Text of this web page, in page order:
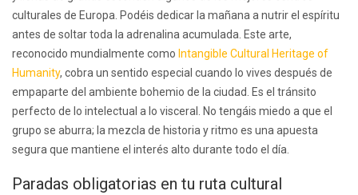
culturales de Europa. Podéis dedicar la mañana a nutrir el espíritu
antes de soltar toda la adrenalina acumulada. Este arte,
reconocido mundialmente como Intangible Cultural Heritage of
Humanity, cobra un sentido especial cuando lo vives después de
empaparte del ambiente bohemio de la ciudad. Es el tránsito
perfecto de lo intelectual a lo visceral. No tengáis miedo a que el
grupo se aburra; la mezcla de historia y ritmo es una apuesta
segura que mantiene el interés alto durante todo el día.
Paradas obligatorias en tu ruta cultural